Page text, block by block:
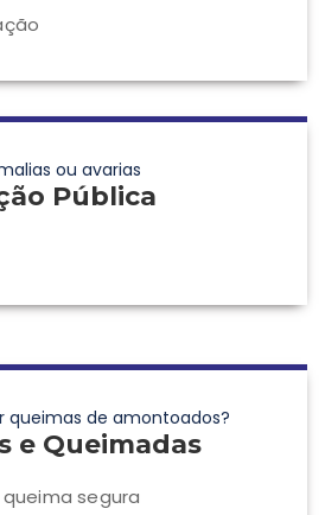
ou avarias
Pública
queimas de amontoados?
e Queimadas
segura